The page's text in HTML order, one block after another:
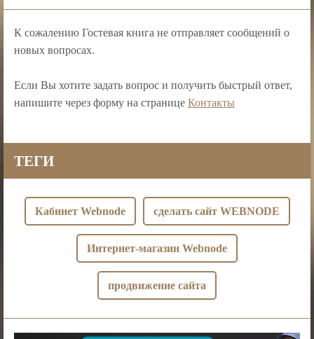
К сожалению Гостевая книга не отправляет сообщений о
новых вопросах.
Если Вы хотите задать вопрос и получить быстрый ответ,
напишите через форму на странице Контакты
ТЕГИ
Кабинет Webnode сделать сайт WEBNODE
Интернет-магазин Webnode
продвижение сайта